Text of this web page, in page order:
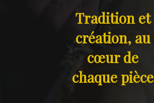
Tradition et
création, au
cœur de
chaque pièce